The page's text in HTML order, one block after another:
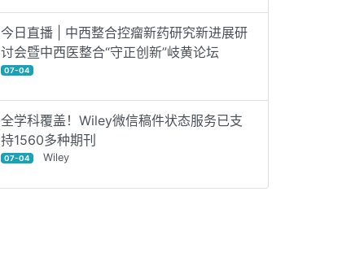
今日直播 | 中西整合控瘤新药研究新进展研
讨会暨中西医整合“守正创新”岐黄论坛
07-04
全学科覆盖！Wiley微信稿件状态服务已支
持1560多种期刊
07-04 Wiley